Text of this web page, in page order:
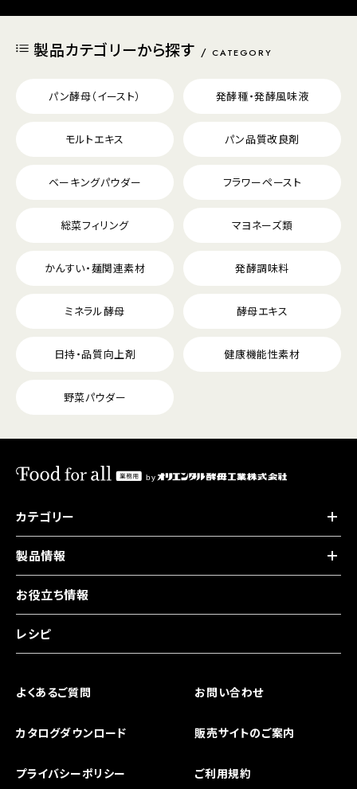
製品カテゴリーから探す CATEGORY
パン酵母（イースト） 発酵種・発酵風味液
モルトエキス パン品質改良剤
ベーキングパウダー フラワーペースト
総菜フィリング マヨネーズ類
かんすい・麺関連素材 発酵調味料
ミネラル酵母 酵母エキス
日持・品質向上剤 健康機能性素材
野菜パウダー
カテゴリー
製品情報
お役立ち情報
レシピ
よくあるご質問 お問い合わせ
カタログダウンロード 販売サイトのご案内
プライバシーポリシー ご利用規約